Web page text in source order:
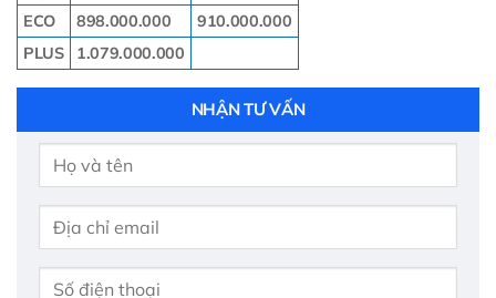
ECO 898.000.000
910.000.000
PLUS
1.079.000.000
NHẬN TƯ VẤN